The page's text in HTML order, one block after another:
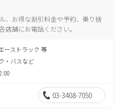
、お得な割引料金や予約、乗り捨
店舗にお電話ください。
ーストラック 等
・バスなど
03-3408-7050